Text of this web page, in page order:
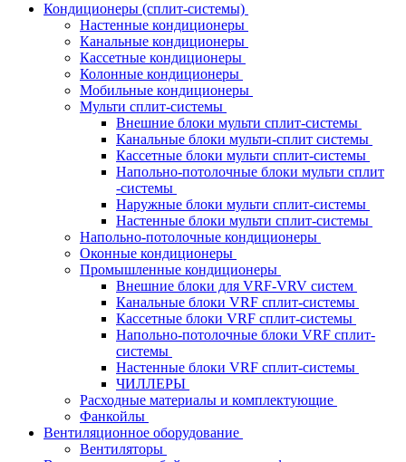
Кондиционеры (сплит-системы)
Настенные кондиционеры
Канальные кондиционеры
Кассетные кондиционеры
Колонные кондиционеры
Мобильные кондиционеры
Мульти сплит-системы
Внешние блоки мульти сплит-системы
Канальные блоки мульти-сплит системы
Кассетные блоки мульти сплит-системы
Напольно-потолочные блоки мульти сплит
-системы
Наружные блоки мульти сплит-системы
Настенные блоки мульти сплит-системы
Напольно-потолочные кондиционеры
Оконные кондиционеры
Промышленные кондиционеры
Внешние блоки для VRF-VRV систем
Канальные блоки VRF сплит-системы
Кассетные блоки VRF сплит-системы
Напольно-потолочные блоки VRF сплит-
системы
Настенные блоки VRF сплит-системы
ЧИЛЛЕРЫ
Расходные материалы и комплектующие
Фанкойлы
Вентиляционное оборудование
Вентиляторы